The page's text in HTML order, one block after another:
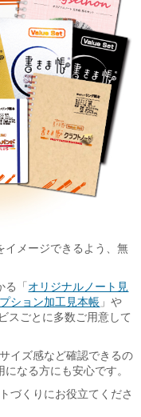
イメージできるよう、無
「 オリジナルノート見
ション加工見本帳 」や
スごとに多数ご用意して
イズ感など確認できるの
なる方にも安心です。
づくりにお役立てくださ